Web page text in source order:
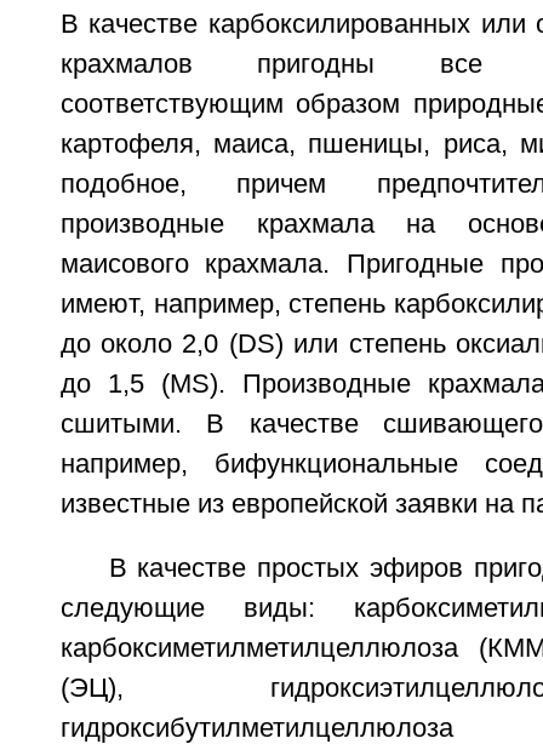
В качестве карбоксилированных или
крахмалов пригодны все
соответствующим образом
картофеля, маиса, пшеницы, риса,
подобное, причем
производные крахмала на
маисового крахмала. Пригодные
имеют, например, степень
до около 2,0 (DS) или степень
до 1,5 (MS). Производные
сшитыми. В качестве
например, бифункциональные
известные из европейской заявки на
В качестве простых эфиров
следующие виды:
карбоксиметилметилцеллюлоза
(ЭЦ),